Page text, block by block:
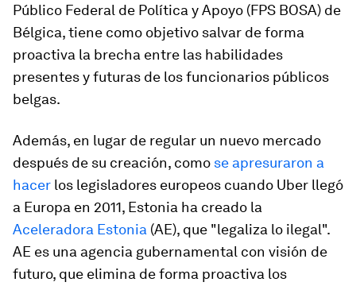
Público Federal de Política y Apoyo (FPS BOSA) de
Bélgica, tiene como objetivo salvar de forma
proactiva la brecha entre las habilidades
presentes y futuras de los funcionarios públicos
belgas.
Además, en lugar de regular un nuevo mercado
después de su creación, como se apresuraron a
hacer los legisladores europeos cuando Uber llegó
a Europa en 2011, Estonia ha creado la
Aceleradora Estonia (AE), que "legaliza lo ilegal".
AE es una agencia gubernamental con visión de
futuro, que elimina de forma proactiva los